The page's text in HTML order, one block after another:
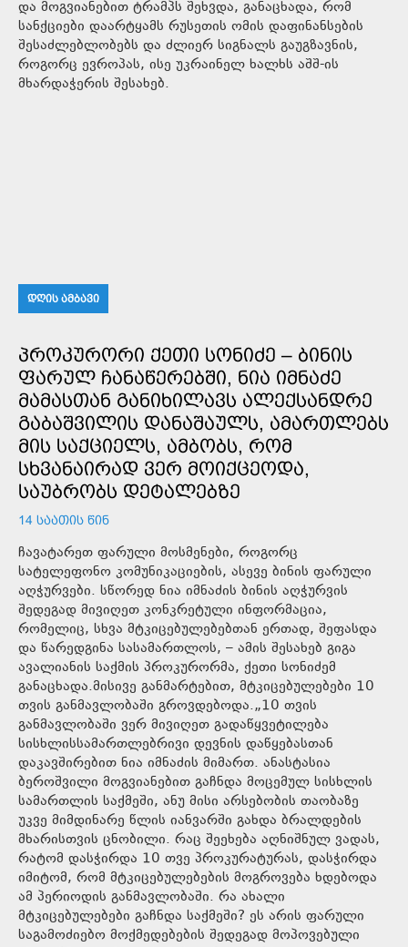
და მოგვიანებით ტრამპს შეხვდა, განაცხადა, რომ
სანქციები დაარტყამს რუსეთის ომის დაფინანსების
შესაძლებლობებს და ძლიერ სიგნალს გაუგზავნის,
როგორც ევროპას, ისე უკრაინელ ხალხს აშშ-ის
მხარდაჭერის შესახებ.
ᲓᲦᲘᲡ ᲐᲛᲑᲐᲕᲘ
ᲞᲠᲝᲙᲣᲠᲝᲠᲘ ᲥᲔᲗᲘ ᲡᲝᲜᲘᲫᲔ – ᲑᲘᲜᲘᲡ
ᲤᲐᲠᲣᲚ ᲩᲐᲜᲐᲬᲔᲠᲔᲑᲨᲘ, ᲜᲘᲐ ᲘᲛᲜᲐᲫᲔ
ᲛᲐᲛᲐᲡᲗᲐᲜ ᲒᲐᲜᲘᲮᲘᲚᲐᲕᲡ ᲐᲚᲔᲥᲡᲐᲜᲓᲠᲔ
ᲒᲐᲑᲐᲨᲕᲘᲚᲘᲡ ᲓᲐᲜᲐᲨᲐᲣᲚᲡ, ᲐᲛᲐᲠᲗᲚᲔᲑᲡ
ᲛᲘᲡ ᲡᲐᲥᲪᲘᲔᲚᲡ, ᲐᲛᲑᲝᲑᲡ, ᲠᲝᲛ
ᲡᲮᲕᲐᲜᲐᲘᲠᲐᲓ ᲕᲔᲠ ᲛᲝᲘᲥᲪᲔᲝᲓᲐ,
ᲡᲐᲣᲑᲠᲝᲑᲡ ᲓᲔᲢᲐᲚᲔᲑᲖᲔ
14 ᲡᲐᲐᲗᲘᲡ ᲬᲘᲜ
ჩავატარეთ ფარული მოსმენები, როგორც
სატელეფონო კომუნიკაციების, ასევე ბინის ფარული
აღჭურვები. სწორედ ნია იმნაძის ბინის აღჭურვის
შედეგად მივიღეთ კონკრეტული ინფორმაცია,
რომელიც, სხვა მტკიცებულებებთან ერთად, შეფასდა
და წარედგინა სასამართლოს, – ამის შესახებ გიგა
ავალიანის საქმის პროკურორმა, ქეთი სონიძემ
განაცხადა.მისივე განმარტებით, მტკიცებულებები 10
თვის განმავლობაში გროვდებოდა.„10 თვის
განმავლობაში ვერ მივიღეთ გადაწყვეტილება
სისხლისსამართლებრივი დევნის დაწყებასთან
დაკავშირებით ნია იმნაძის მიმართ. ანასტასია
ბეროშვილი მოგვიანებით გაჩნდა მოცემულ სისხლის
სამართლის საქმეში, ანუ მისი არსებობის თაობაზე
უკვე მიმდინარე წლის იანვარში გახდა ბრალდების
მხარისთვის ცნობილი. რაც შეეხება აღნიშნულ ვადას,
რატომ დასჭირდა 10 თვე პროკურატურას, დასჭირდა
იმიტომ, რომ მტკიცებულებების მოგროვება ხდებოდა
ამ პერიოდის განმავლობაში. რა ახალი
მტკიცებულებები გაჩნდა საქმეში? ეს არის ფარული
საგამოძიებო მოქმედებების შედეგად მოპოვებული